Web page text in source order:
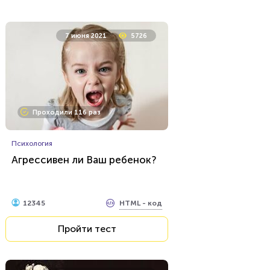
Проходили 248 раз
Игры
Математика Ребусы 1 Класс
Пройти тест
7 июня 2021 5726
Проходили 116 раз
Психология
Агрессивен ли Ваш ребенок?
12345 HTML - код
Пройти тест